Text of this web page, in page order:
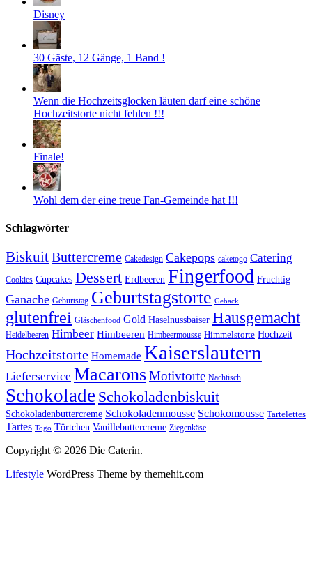
Disney
30 Gäste, 12 Gänge, 1 Band !
Wenn die Hochzeitsglocken läuten darf eine schöne
Hochzeitstorte nicht fehlen !!!
Finale!
Wohl dem der eine treue Fan-Gemeinde hat !!!
Schlagwörter
BiskuitButtercreme Cakedesign Cakepops caketogo Catering
Cookies Cupcakes Dessert Erdbeeren Fingerfood Fruchtig
Ganache Geburtstag Geburtstagstorte Gebäck
glutenfrei Gläschenfood Gold Haselnussbaiser Hausgemacht
Heidelbeeren Himbeer Himbeeren Himbeermousse Himmelstorte Hochzeit
Hochzeitstorte Homemade Kaiserslautern
Lieferservice MacaronsMotivtorte Nachtisch
Schokolade Schokoladenbiskuit
Schokoladenbuttercreme Schokoladenmousse Schokomousse Tartelettes
Tartes Togo Törtchen Vanillebuttercreme Ziegenkäse
Copyright © 2026 Die Caterin.
Lifestyle WordPress Theme by themehit.com